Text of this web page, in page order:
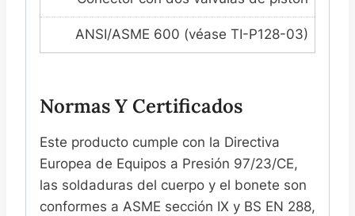
ANSI/ASME 600 (véase TI-P128-03)
Normas Y Certificados
Este producto cumple con la Directiva
Europea de Equipos a Presión 97/23/CE,
las soldaduras del cuerpo y el bonete son
conformes a ASME sección IX y BS EN 288,